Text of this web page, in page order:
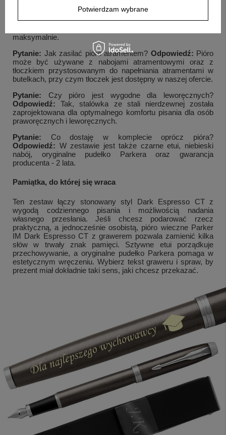
Zobacz więcej
Pytanie:Jakie są limity tekstu dla graweru?Odpowiedź:Na
maksymalnie.
Pytanie: Jak zasilać pióro atramentem? Odpowiedź: Pióro
może być używane z nabojami atramentowymi oraz z
tłoczkiem przystosowanym do napełniania atramentami w
butelkach, przy czym tłoczek jest dostępny w naszej ofercie.
Pytanie: Czy pióro jest wygodne dla leworęcznych?
Odpowiedź: Tak, stalówka ze stali nierdzewnej została
zaprojektowana dla optymalnego komfortu pisania dla osób
praworęcznych i leworęcznych.
Pytanie: Co dostaję w komplecie oprócz pióra?
Odpowiedź: W zestawie jest także czarne etui, niebieski
nabój, oryginalne pudełko Parkera oraz gwarancja
producenta - 2 lata.
Pamiątka, do której się wraca
Ten zestaw łączy stonowany styl Dark Espresso CT z
wygodą codziennego pisania i możliwością nadania
własnego przesłania. Jeśli chcesz podarować rzecz
praktyczną, a jednocześnie osobistą, pióro wieczne Parker
IM Dark Espresso CT z grawerem pozwala zamienić kilka
słów w trwały znak pamięci. Sztywne etui porządkuje
przechowywanie, a oryginalne pudełko Parkera pomaga w
estetycznym wręczeniu. Wybierz tekst graweru i spraw, by
prezent miał dokładnie taki sens, jaki chcesz przekazać.
Potwierdzam wybrane